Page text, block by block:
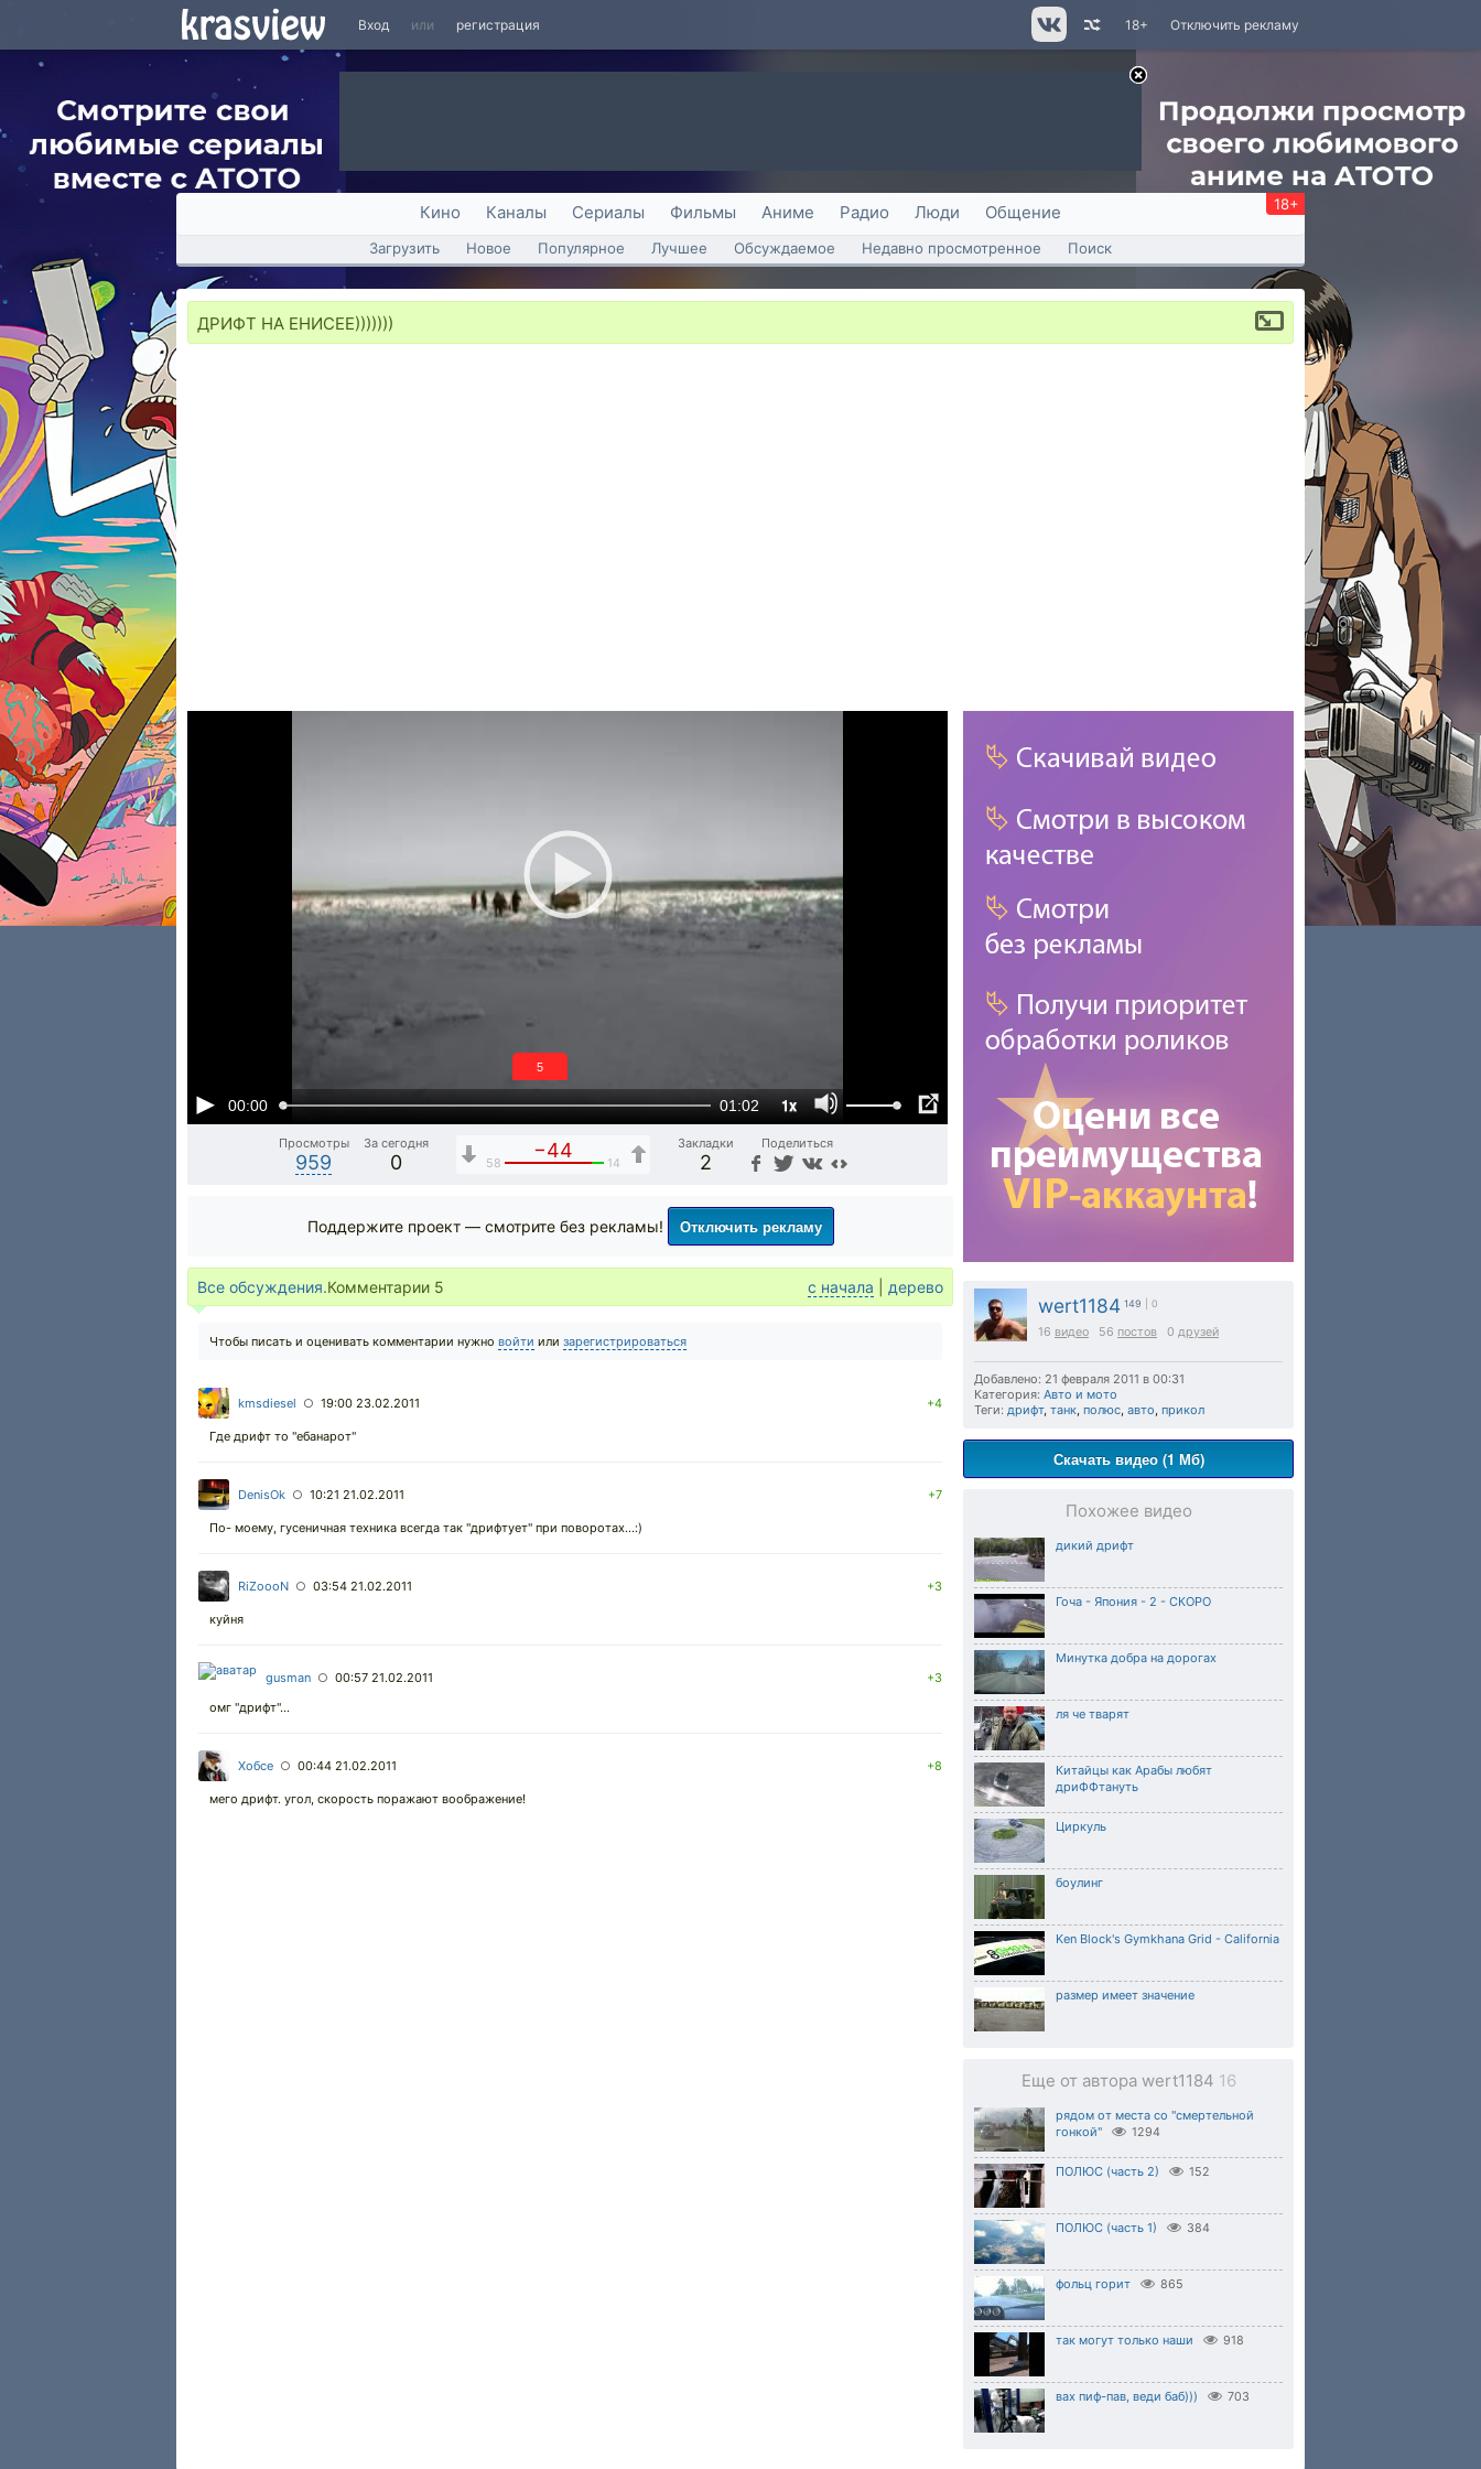
Вход или регистрация Отключить рекламу
18+
Кино Каналы Сериалы Фильмы Аниме Радио Люди Общение 18+
Загрузить Новое Популярное Лучшее Обсуждаемое Недавно просмотренное Поиск
ДРИФТ НА ЕНИСЕЕ)))))))
00:00 01:02 1x
5
Просмотры
959
За сегодня
0
−44
58 14
Закладки
2
Поделиться
wert1184 149 | 0
16 видео 56 постов 0 друзей
Добавлено: 21 февраля 2011 в 00:31
Категория: Авто и мото
Теги: дрифт, танк, полюс, авто, прикол
Скачать видео (1 Мб)
Похожее видео
дикий дрифт
Гоча - Япония - 2 - СКОРО
Минутка добра на дорогах
ля че тварят
Китайцы как Арабы любят
дриФФтануть
Циркуль
боулинг
Ken Block's Gymkhana Grid - California
размер имеет значение
Еще от автора wert1184 16
рядом от места со "смертельной
гонкой"
1294
ПОЛЮС (часть 2) 152
ПОЛЮС (часть 1) 384
фольц горит 865
так могут только наши 918
вах пиф-пав, веди баб))) 703
Поддержите проект — смотрите без рекламы! Отключить рекламу
Все обсуждения.Комментарии 5 с начала дерево
Чтобы писать и оценивать комментарии нужно войти или зарегистрироваться
kmsdiesel ○ 19:00 23.02.2011 +4
Где дрифт то "ебанарот"
DenisOk ○ 10:21 21.02.2011 +7
По- моему, гусеничная техника всегда так "дрифтует" при поворотах...:)
RiZoooN ○ 03:54 21.02.2011 +3
куйня
gusman ○ 00:57 21.02.2011
+3
омг "дрифт"...
Хобсе ○ 00:44 21.02.2011 +8
мего дрифт. угол, скорость поражают воображение!